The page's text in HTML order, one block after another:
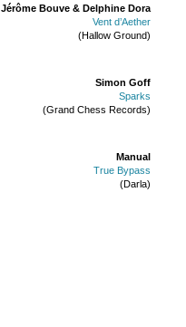
Jérôme Bouve & Delphine Dora
Vent d’Aether
(Hallow Ground)
Simon Goff
Sparks
(Grand Chess Records)
Manual
True Bypass
(Darla)